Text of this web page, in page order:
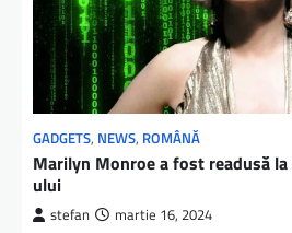
GADGETS, NEWS, ROMÂNĂ
Marilyn Monroe a fost readusă
ului
stefan martie 16, 2024